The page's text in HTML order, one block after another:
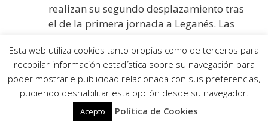
realizan su segundo desplazamiento tras
el de la primera jornada a Leganés. Las
alfareras en un partido que se les puso
muy complicado con 3-5 a falta de pocos
minutos para el final. Será duda la
presencia de Cristina García por su lesión
de tobillo. El que no será de la partida es
Esta web utiliza cookies tanto propias como de terceros para
recopilar información estadística sobre su navegación para
poder mostrarle publicidad relacionada con sus preferencias,
pudiendo deshabilitar esta opción desde su navegador.
Acepto Política de Cookies